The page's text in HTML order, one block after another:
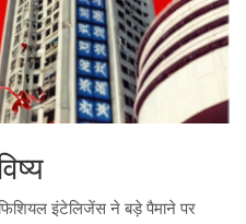
इंटेलिजेंस ने बड़े पैमाने पर